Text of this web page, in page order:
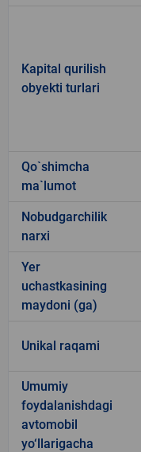
Kapital qurilish
obyekti turlari
Qo`shimcha
ma`lumot
Nobudgarchilik
narxi
Yer
uchastkasining
maydoni (ga)
Unikal raqami
Umumiy
foydalanishdagi
avtomobil
yo‘llarigacha